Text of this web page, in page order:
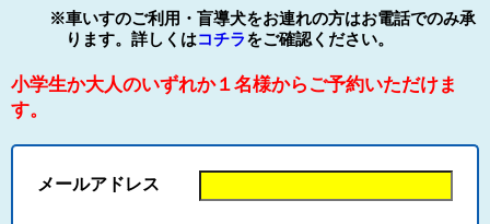
※車いすのご利用・盲導犬をお連れの方はお電話でのみ承
ります。詳しくはコチラをご確認ください。
小学生か大人のいずれか１名様からご予約いただけま
す。
メールアドレス